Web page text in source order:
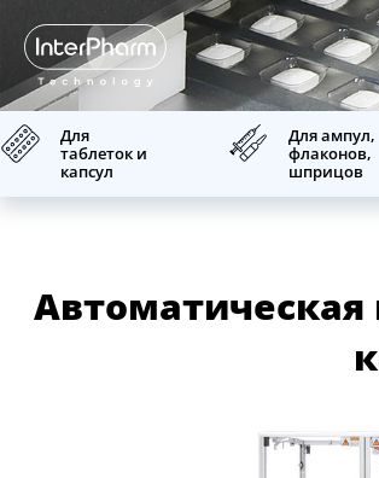
Для
таблеток и
капсул
Для ампул,
флаконов,
шприцов